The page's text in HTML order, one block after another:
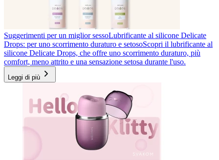
Suggerimenti per un miglior sessoLubrificante al silicone Delicate
Drops: per uno scorrimento duraturo e setosoScopri il lubrificante al
silicone Delicate Drops, che offre uno scorrimento duraturo, più
comfort, meno attrito e una sensazione setosa durante l'uso.
Leggi di più